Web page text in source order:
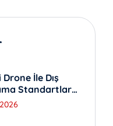
İle Dış
Standartları